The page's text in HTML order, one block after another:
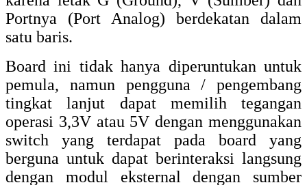
Portnya (Port Analog) berdekatan dalam
satu baris.
Board ini tidak hanya diperuntukan untuk
pemula, namun pengguna / pengembang
tingkat lanjut dapat memilih tegangan
operasi 3,3V atau 5V dengan menggunakan
switch yang terdapat pada board yang
berguna untuk dapat berinteraksi langsung
dengan modul eksternal dengan sumber